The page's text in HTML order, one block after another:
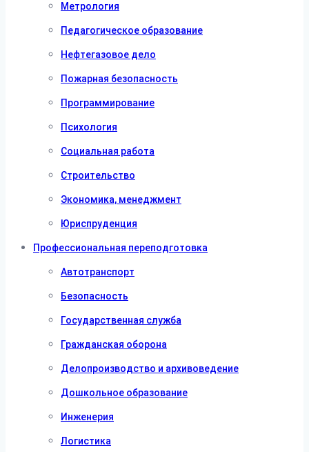
Метрология
Педагогическое образование
Нефтегазовое дело
Пожарная безопасность
Программирование
Психология
Социальная работа
Строительство
Экономика, менеджмент
Юриспруденция
Профессиональная переподготовка
Автотранспорт
Безопасность
Государственная служба
Гражданская оборона
Делопроизводство и архивоведение
Дошкольное образование
Инженерия
Логистика